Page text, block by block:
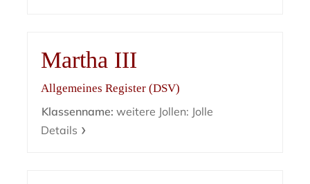
Martha III
Allgemeines Register (DSV)
Klassenname: weitere Jollen: Jolle
Details